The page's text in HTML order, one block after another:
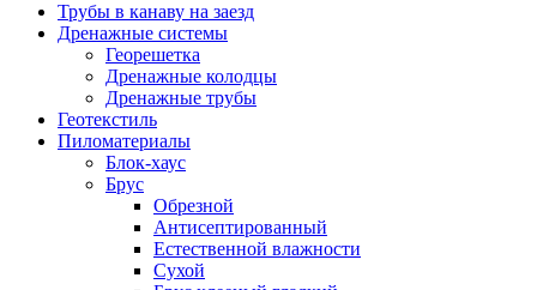
Трубы в канаву на заезд
Дренажные системы
Георешетка
Дренажные колодцы
Дренажные трубы
Геотекстиль
Пиломатериалы
Блок-хаус
Брус
Обрезной
Антисептированный
Естественной влажности
Сухой